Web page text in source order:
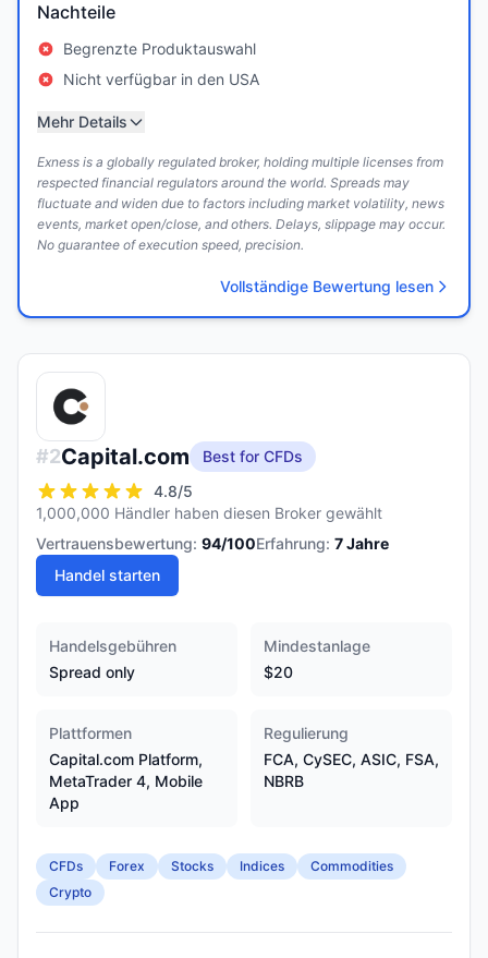
Nachteile
Begrenzte Produktauswahl
Nicht verfügbar in den USA
Mehr Details
Exness is a globally regulated broker, holding multiple licenses from
respected financial regulators around the world. Spreads may
fluctuate and widen due to factors including market volatility, news
events, market open/close, and others. Delays, slippage may occur.
No guarantee of execution speed, precision.
Vollständige Bewertung lesen
#2Capital.com
Best for CFDs
4.8/5
1,000,000 Händler haben diesen Broker gewählt
Vertrauensbewertung: 94/100Erfahrung: 7Jahre
Handel starten
Handelsgebühren
Spread only
Mindestanlage
$20
Plattformen
Capital.com Platform,
MetaTrader 4, Mobile
App
Regulierung
FCA, CySEC, ASIC, FSA,
NBRB
CFDs Forex Stocks Indices
Commodities
Crypto